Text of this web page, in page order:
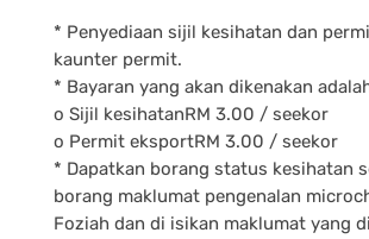
* Penyediaan sijil kesihatan dan
kaunter permit.
* Bayaran yang akan dikenakan
o Sijil kesihatanRM 3.00 / seekor
o Permit eksportRM 3.00 / seekor
* Dapatkan borang status kesihatan
borang maklumat pengenalan
Foziah dan di isikan maklumat yang